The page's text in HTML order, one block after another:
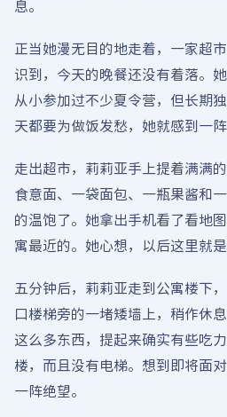
息。
正当她漫无目的地走着，一家超
识到，今天的晚餐还没有着落。
从小参加过不少夏令营，但长期
天都要为做饭发愁，她就感到一阵
走出超市，莉莉亚手上提着满满
食意面、一袋面包、一瓶果酱和
的温饱了。她拿出手机看了看地
寓最近的。她心想，以后这里就
五分钟后，莉莉亚走到公寓楼下
口楼梯旁的一堵矮墙上，稍作休
这么多东西，提起来确实有些吃
楼，而且没有电梯。想到即将面
一阵绝望。